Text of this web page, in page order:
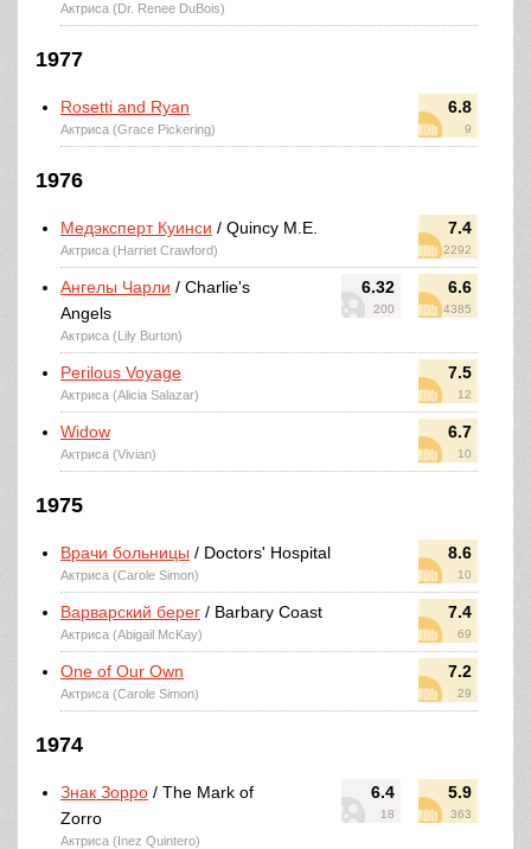
Актриса (Dr. Renee DuBois)
1977
6.8
9
Rosetti and Ryan
Актриса (Grace Pickering)
1976
7.4
2292
Медэксперт Куинси / Quincy M.E.
Актриса (Harriet Crawford)
6.32
200
6.6
4385
Ангелы Чарли / Charlie's
Angels
Актриса (Lily Burton)
7.5
12
Perilous Voyage
Актриса (Alicia Salazar)
6.7
10
Widow
Актриса (Vivian)
1975
8.6
10
Врачи больницы / Doctors' Hospital
Актриса (Carole Simon)
7.4
69
Варварский берег / Barbary Coast
Актриса (Abigail McKay)
7.2
29
One of Our Own
Актриса (Carole Simon)
1974
6.4
18
5.9
363
Знак Зорро / The Mark of
Zorro
Актриса (Inez Quintero)